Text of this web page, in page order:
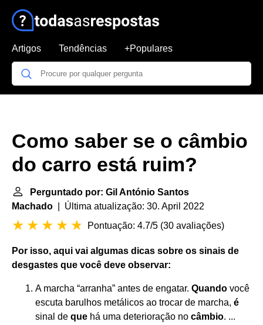
Artigos Tendências +Populares
Como saber se o câmbio
do carro está ruim?
Perguntado por: Gil António Santos
Machado | Última atualização: 30. April 2022
Pontuação: 4.7/5 (30 avaliações)
Por isso, aqui vai algumas dicas sobre os sinais de
desgastes que você deve observar:
A marcha “arranha” antes de engatar. Quando você
escuta barulhos metálicos ao trocar de marcha, é
sinal de que há uma deterioração no câmbio. ...